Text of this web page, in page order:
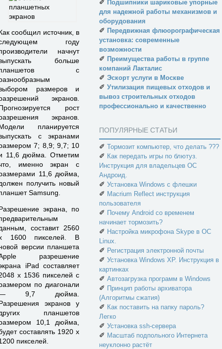
сообщил источник, в
году
начнут
больше
с
размеров и
экранов.
рост
экранов.
планируется
с экранами
7; 8,9; 9,7; 10
11,6 дюйма. Отметим
именно экран с
11,6 дюйма,
получить новый
Samsung.
экрана, по
составит 2560
1600 пикселей. В
версии планшета
разрешение
iPad составляет
х 1536 пикселей с
по диагонали
9,7 дюйма.
экранов у
планшетов
10,1 дюйма,
составлять 1920 х
пикселей.
✐ Подшипники шариковые упорные
для надежной работы механизмов и
оборудования
✐ Передвижная флюорографическая
установка: современные
возможности
✐ Преимущества работы в группе
компаний Лакталис
✐ Эскорт услуги в Москве
✐ Утилизация пищевых отходов и
вывоз строительных отходов
профессионально и качественно
ПОПУЛЯРНЫЕ СТАТЬИ
✐ Тормозит компьютер, что делать ???
✐ Как передать игры по блютуз.
Инструкция для владельцев ОС
Андроид.
✐ Установка Windows с флешки
✐ Macrium Reflect инструкция
пользователя
✐ Почему Android со временем
начинает тормозить?
✐ Настройка микрофона Skype в ОС
Linux.
✐ Регистрация электронной почты
✐ Установка Windows XP. Инструкция в
картинках
✐ Автозагрузка программ в Windows
✐ Принцип работы архиватора
(Алгоритмы сжатия)
✐ Как поставить на папку пароль?
Легко
✐ Установка ssh-сервера
✐ Масштаб подпольного Интернета
неуклонно растёт